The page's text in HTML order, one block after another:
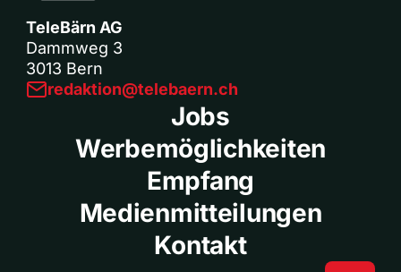
TeleBärn AG
Dammweg 3
3013 Bern
redaktion@telebaern.ch
Jobs
Werbemöglichkeiten
Empfang
Medienmitteilungen
Kontakt